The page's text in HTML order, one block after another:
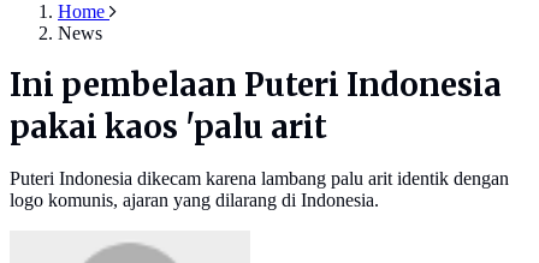
Home
News
Ini pembelaan Puteri Indonesia
pakai kaos 'palu arit
Puteri Indonesia dikecam karena lambang palu arit identik dengan
logo komunis, ajaran yang dilarang di Indonesia.